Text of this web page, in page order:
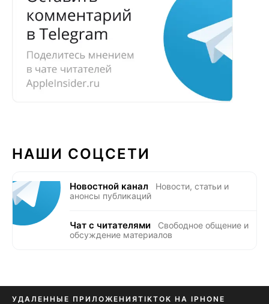
НАШИ СОЦСЕТИ
Новостной канал
Новости, статьи и
анонсы публикаций
Чат с читателями
Свободное общение и
обсуждение материалов
УДАЛЕННЫЕ ПРИЛОЖЕНИЯTIKTOK НА IPHONE